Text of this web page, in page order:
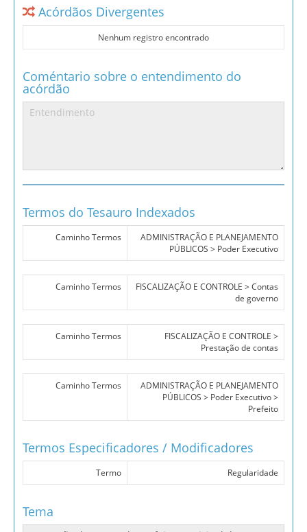
Acórdãos Divergentes
Nenhum registro encontrado
Coméntario sobre o entendimento do
acórdão
Termos do Tesauro Indexados
Caminho Termos
ADMINISTRAÇÃO E PLANEJAMENTO
PÚBLICOS > Poder Executivo
Caminho Termos
FISCALIZAÇÃO E CONTROLE > Contas
de governo
Caminho Termos
FISCALIZAÇÃO E CONTROLE >
Prestação de contas
Caminho Termos
ADMINISTRAÇÃO E PLANEJAMENTO
PÚBLICOS > Poder Executivo >
Prefeito
Termos Especificadores / Modificadores
Termo Regularidade
Tema